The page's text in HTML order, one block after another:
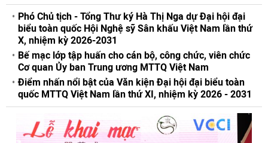
Phó Chủ tịch - Tổng Thư ký Hà Thị Nga dự Đại hội đại
biểu toàn quốc Hội Nghệ sỹ Sân khấu Việt Nam lần thứ
X, nhiệm kỳ 2026-2031
Bế mạc lớp tập huấn cho cán bộ, công chức, viên chức
Cơ quan Ủy ban Trung ương MTTQ Việt Nam
Điểm nhấn nổi bật của Văn kiện Đại hội đại biểu toàn
quốc MTTQ Việt Nam lần thứ XI, nhiệm kỳ 2026 - 2031